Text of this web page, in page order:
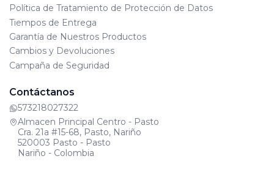
Política de Tratamiento de Protección de Datos
Tiempos de Entrega
Garantía de Nuestros Productos
Cambios y Devoluciones
Campaña de Seguridad
Contáctanos
573218027322
Almacen Principal Centro - Pasto
Cra. 21a #15-68, Pasto, Nariño
520003 Pasto - Pasto
Nariño - Colombia